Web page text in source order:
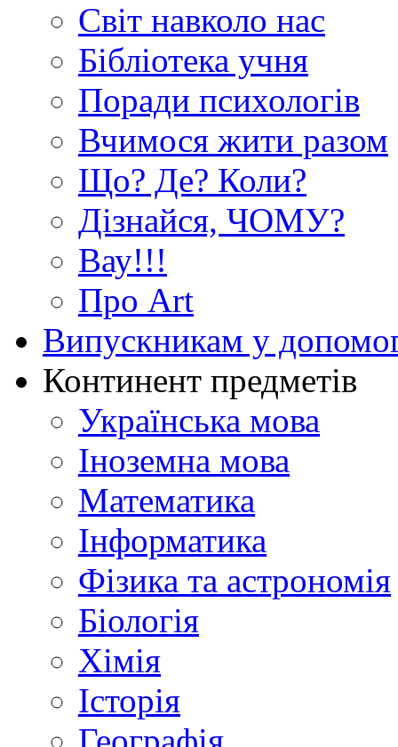
Світ навколо нас
Бібліотека учня
Поради психологів
Вчимося жити разом
Що? Де? Коли?
Дізнайся, ЧОМУ?
Вау!!!
Про Art
Випускникам у
Континент предметів
Українська мова
Іноземна мова
Математика
Інформатика
Фізика та астрономія
Біологія
Хімія
Історія